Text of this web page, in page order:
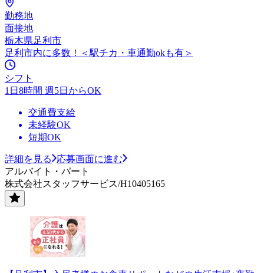
勤務地
面接地
栃木県足利市
足利市内に多数！＜駅チカ・車通勤okも有＞
シフト
1日8時間 週5日からOK
交通費支給
未経験OK
短期OK
詳細を見る
応募画面に進む
アルバイト・パート
株式会社スタッフサービス/H10405165